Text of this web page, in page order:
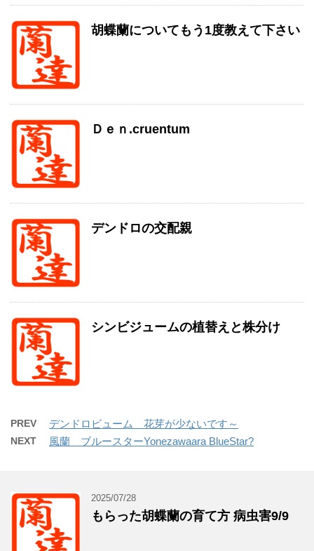
胡蝶蘭についてもう1度教えて下さい
Ｄｅｎ.cruentum
デンドロの交配親
シンビジュームの植替えと株分け
PREV デンドロビューム 花芽が少ないです～
NEXT 風蘭 ブルースターYonezawaara BlueStar?
2025/07/28
もらった胡蝶蘭の育て方 病虫害9/9